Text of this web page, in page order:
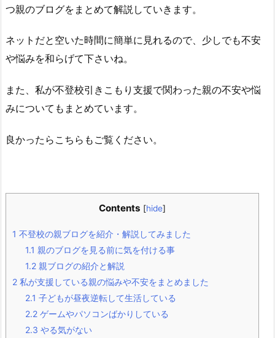
つ親のブログをまとめて解説していきます。
ネットだと空いた時間に簡単に見れるので、少しでも不安
や悩みを和らげて下さいね。
また、私が不登校引きこもり支援で関わった親の不安や悩
みについてもまとめています。
良かったらこちらもご覧ください。
Contents [hide]
1 不登校の親ブログを紹介・解説してみました
1.1 親のブログを見る前に気を付ける事
1.2 親ブログの紹介と解説
2 私が支援している親の悩みや不安をまとめました
2.1 子どもが昼夜逆転して生活している
2.2 ゲームやパソコンばかりしている
2.3 やる気がない